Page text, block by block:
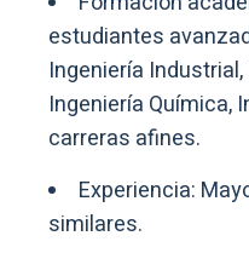
estudiantes
Ingeniería
Ingeniería Química,
carreras afines.
Experiencia:
similares.